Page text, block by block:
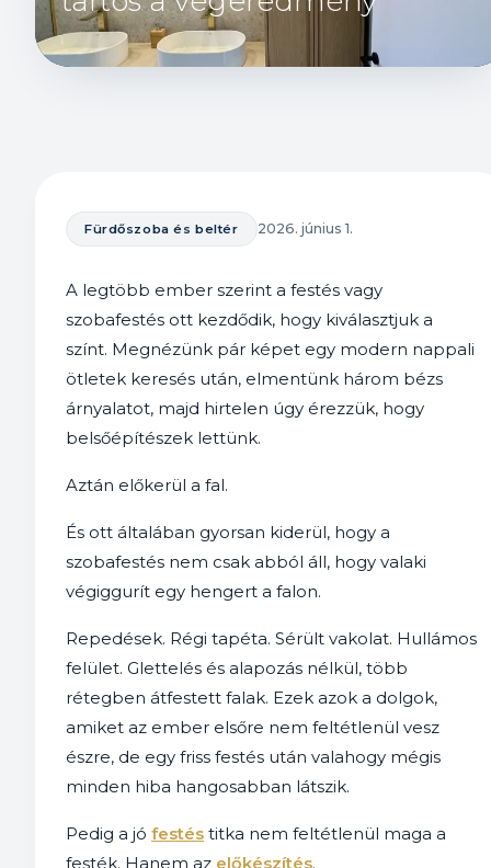
Fürdőszoba és beltér 2026. június 1.
A legtöbb ember szerint a festés vagy
szobafestés ott kezdődik, hogy kiválasztjuk a
színt. Megnézünk pár képet egy modern nappali
ötletek keresés után, elmentünk három bézs
árnyalatot, majd hirtelen úgy érezzük, hogy
belsőépítészek lettünk.
Aztán előkerül a fal.
És ott általában gyorsan kiderül, hogy a
szobafestés nem csak abból áll, hogy valaki
végiggurít egy hengert a falon.
Repedések. Régi tapéta. Sérült vakolat. Hullámos
felület. Glettelés és alapozás nélkül, több
rétegben átfestett falak. Ezek azok a dolgok,
amiket az ember elsőre nem feltétlenül vesz
észre, de egy friss festés után valahogy mégis
minden hiba hangosabban látszik.
Pedig a jó festés titka nem feltétlenül maga a
festék. Hanem az előkészítés.